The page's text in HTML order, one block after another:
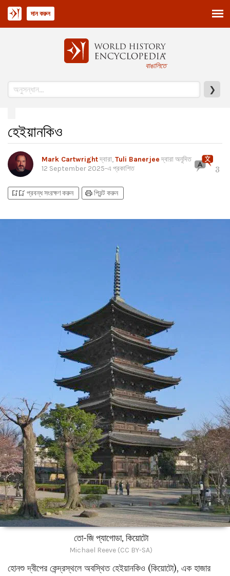
বাঙালিতে
❯
দান করুন
হেইয়ানকিও
Mark Cartwrightদ্বারা,Tuli Banerjeeদ্বারা অনূদিত
12 September 2025-এ প্রকাশিত 3
bookmark_addbookmark_added প্রবন্ধ সংরক্ষণ করুন printপ্রিন্ট করুন
তো-জি প্যাগোডা, কিয়োটো
Michael Reeve (CC BY-SA)
হোনশু দ্বীপের কেন্দ্রস্থলে অবস্থিত হেইয়ানকিও (কিয়োটো), এক হাজার